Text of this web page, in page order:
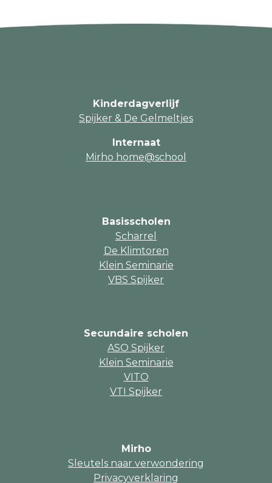
Kinderdagverlijf
Spijker & De Gelmeltjes
Internaat
Mirho home@school
Basisscholen
Scharrel
De Klimtoren
Klein Seminarie
VBS Spijker
Secundaire scholen
ASO Spijker
Klein Seminarie
VITO
VTI Spijker
Mirho
Sleutels naar verwondering
Privacyverklaring